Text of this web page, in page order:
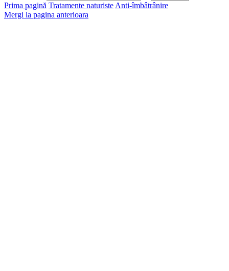
Prima pagină Tratamente naturiste Anti-îmbâtrânire
Mergi la pagina anterioara